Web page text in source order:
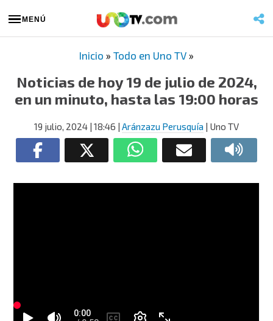
MENÚ
Inicio » Todo en Uno TV »
Noticias de hoy 19 de julio de 2024,
en un minuto, hasta las 19:00 horas
19 julio, 2024 | 18:46 | Aránzazu Perusquía | Uno TV